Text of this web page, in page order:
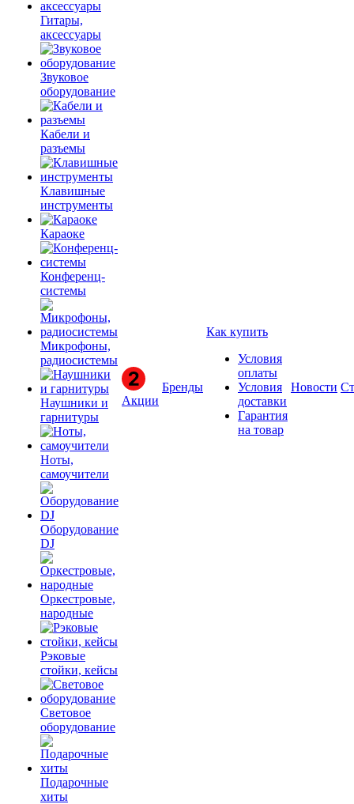
Гитары,
аксессуары
Звуковое
оборудование
Кабели и
разъемы
Клавишные
инструменты
Караоке
Конференц-
системы
Микрофоны,
радиосистемы
Наушники и
гарнитуры
Ноты,
самоучители
Оборудование
DJ
Оркестровые,
народные
Рэковые
стойки, кейсы
Световое
оборудование
Подарочные
хиты
Акции
Бренды
Как купить
Условия
оплаты
Условия
доставки
Гарантия
на товар
Новости